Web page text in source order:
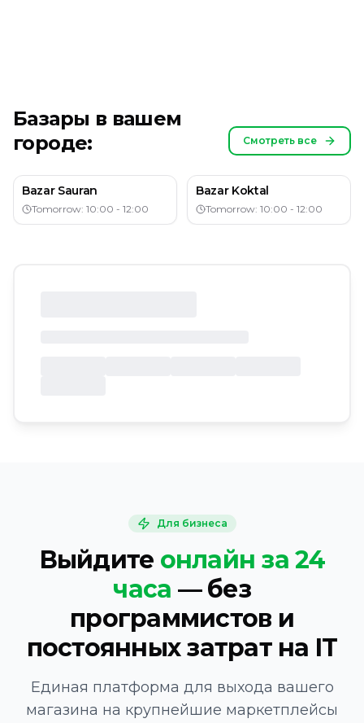
Базары в вашем
городе:
Смотреть все
Bazar Sauran
Tomorrow: 10:00 - 12:00
Bazar Koktal
Tomorrow: 10:00 - 12:00
Для бизнеса
Выйдите онлайн за 24
часа — без
программистов и
постоянных затрат на IT
Единая платформа для выхода вашего
магазина на крупнейшие маркетплейсы